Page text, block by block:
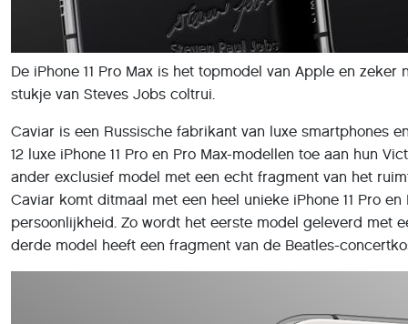
De iPhone 11 Pro Max is het topmodel van Apple en
stukje van Steves Jobs coltrui.
Caviar is een Russische fabrikant van luxe smartphones
12 luxe iPhone 11 Pro en Pro Max-modellen toe aan hun
ander exclusief model met een echt fragment van het
Caviar komt ditmaal met een heel unieke iPhone 11 Pro
persoonlijkheid. Zo wordt het eerste model geleverd met
derde model heeft een fragment van de Beatles-